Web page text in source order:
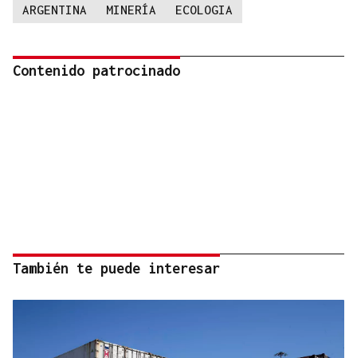
ARGENTINA MINERÍA ECOLOGIA
Contenido patrocinado
También te puede interesar